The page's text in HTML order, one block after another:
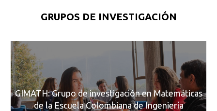
GRUPOS DE INVESTIGACIÓN
GIMATH: Grupo de investigación en Matemáticas
de la Escuela Colombiana de Ingeniería